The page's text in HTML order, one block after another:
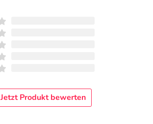
Jetzt Produkt bewerten